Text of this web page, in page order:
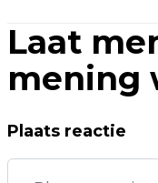
Laat
mening
Plaats reactie